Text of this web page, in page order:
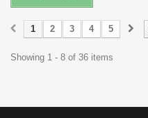
1 2 3 4 5
Showing 1 - 8 of 36 items